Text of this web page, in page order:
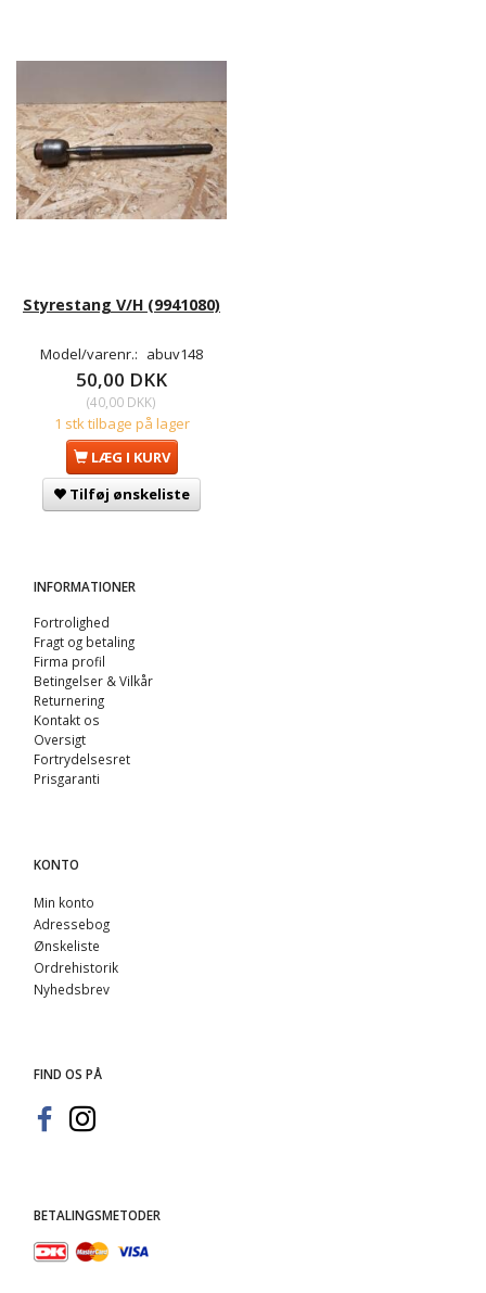
Styrestang V/H (9941080)
Model/varenr.: abuv148
50,00 DKK
(40,00 DKK)
1 stk tilbage på lager
LÆG I KURV
Tilføj ønskeliste
INFORMATIONER
Fortrolighed
Fragt og betaling
Firma profil
Betingelser & Vilkår
Returnering
Kontakt os
Oversigt
Fortrydelsesret
Prisgaranti
KONTO
Min konto
Adressebog
Ønskeliste
Ordrehistorik
Nyhedsbrev
FIND OS PÅ
BETALINGSMETODER